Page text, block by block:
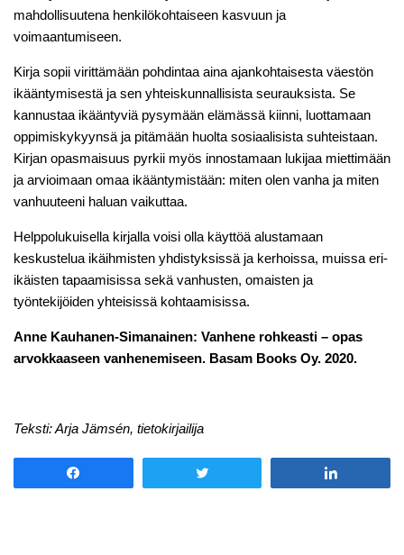
mahdollisuutena henkilökohtaiseen kasvuun ja
voimaantumiseen.
Kirja sopii virittämään pohdintaa aina ajankohtaisesta väestön
ikääntymisestä ja sen yhteiskunnallisista seurauksista. Se
kannustaa ikääntyviä pysymään elämässä kiinni, luottamaan
oppimiskykyynsä ja pitämään huolta sosiaalisista suhteistaan.
Kirjan opasmaisuus pyrkii myös innostamaan lukijaa miettimään
ja arvioimaan omaa ikääntymistään: miten olen vanha ja miten
vanhuuteeni haluan vaikuttaa.
Helppolukuisella kirjalla voisi olla käyttöä alustamaan
keskustelua ikäihmisten yhdistyksissä ja kerhoissa, muissa eri-
ikäisten tapaamisissa sekä vanhusten, omaisten ja
työntekijöiden yhteisissä kohtaamisissa.
Anne Kauhanen-Simanainen: Vanhene rohkeasti – opas
arvokkaaseen vanhenemiseen. Basam Books Oy. 2020.
Teksti: Arja Jämsén, tietokirjailija